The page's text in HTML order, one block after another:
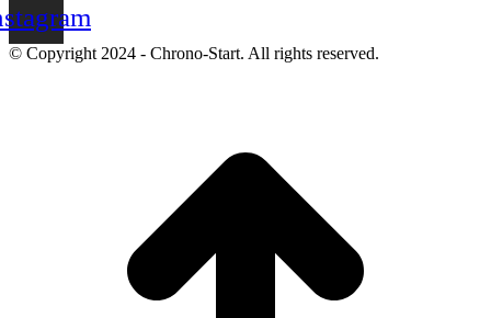
© Copyright 2024 - Chrono-Start. All rights reserved.